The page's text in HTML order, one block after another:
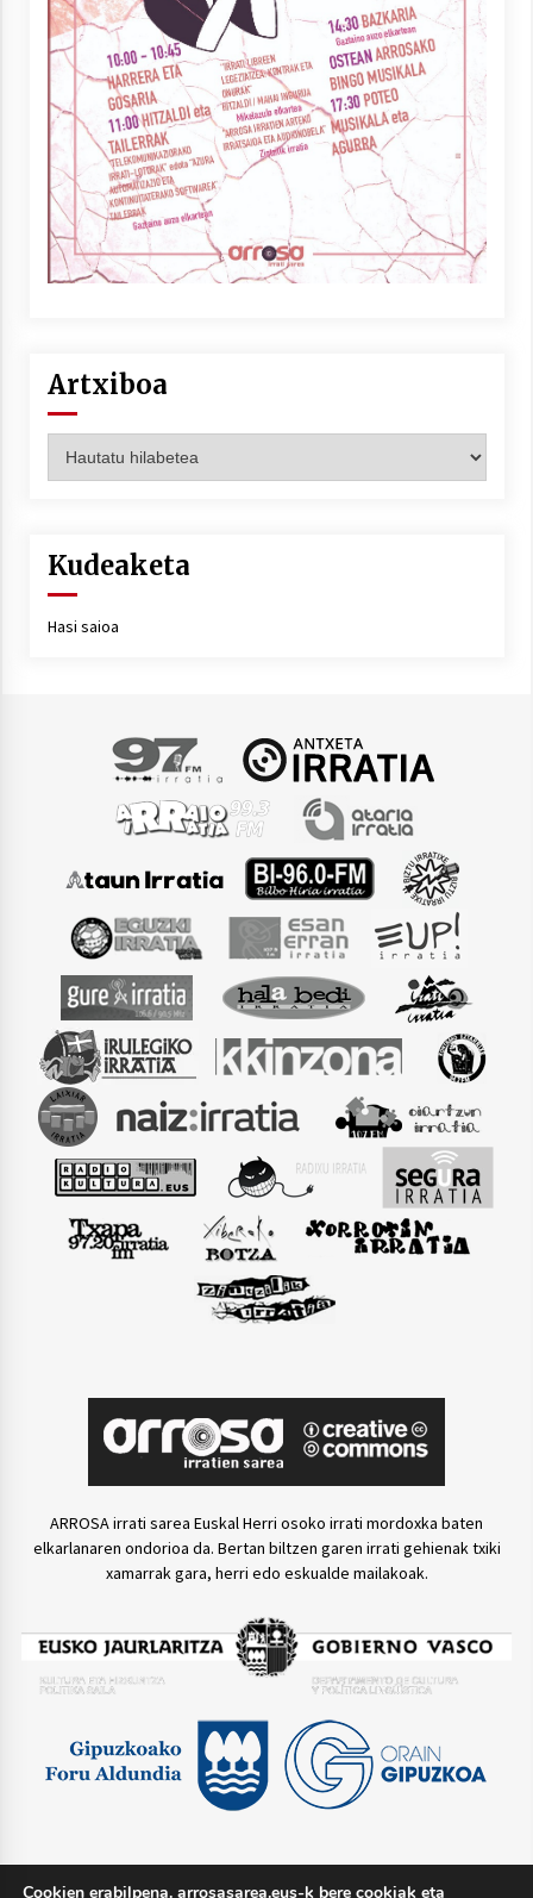
Artxiboa
Kudeaketa
Hasi saioa
ARROSA irrati sarea Euskal Herri osoko irrati mordoxka baten
elkarlanaren ondorioa da. Bertan biltzen garen irrati gehienak txiki
xamarrak gara, herri edo eskualde mailakoak.
Cookien erabilpena. arrosasarea.eus-k bere cookiak eta